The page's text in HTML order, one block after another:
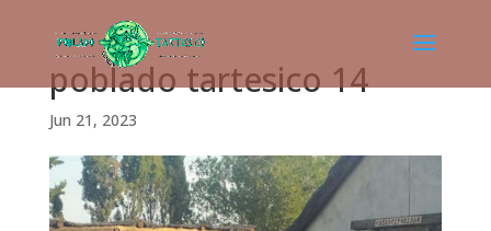
poblado tartesico 14
Jun 21, 2023